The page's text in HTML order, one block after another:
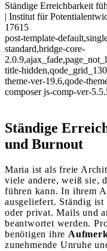
Ständige Erreichbarkeit
| Institut für
17615
post-template-
standard,bridge-core-
title-
theme-ver-19.6,qode-
composer js-comp-ver-
Ständige
und Burnout
Maria ist als freie
viele andere, weiß sie,
führen kann. In ihrem
ausgeliefert. Ständig
oder privat. Mails und
beantwortet werden.
benötigen ihre
zunehmende Unruhe